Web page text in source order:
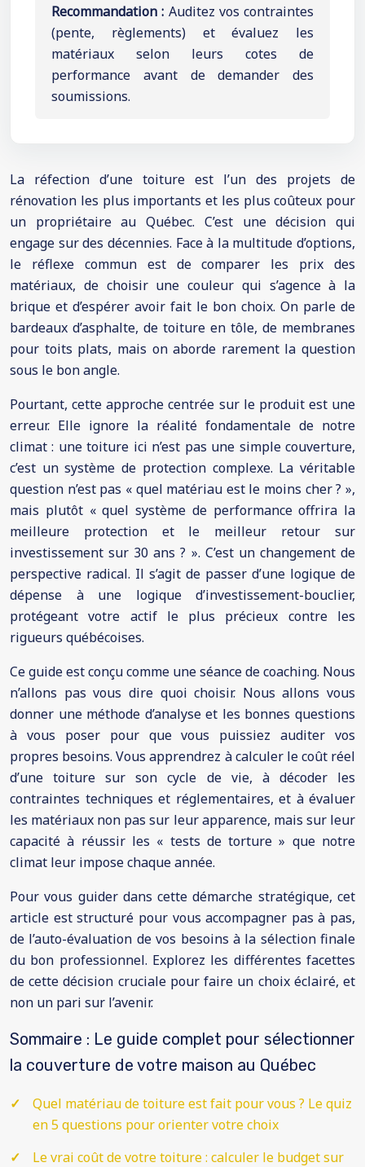
Recommandation : Auditez vos contraintes
(pente, règlements) et évaluez les
matériaux selon leurs cotes de
performance avant de demander des
soumissions.
La réfection d’une toiture est l’un des projets de
rénovation les plus importants et les plus coûteux pour
un propriétaire au Québec. C’est une décision qui
engage sur des décennies. Face à la multitude d’options,
le réflexe commun est de comparer les prix des
matériaux, de choisir une couleur qui s’agence à la
brique et d’espérer avoir fait le bon choix. On parle de
bardeaux d’asphalte, de toiture en tôle, de membranes
pour toits plats, mais on aborde rarement la question
sous le bon angle.
Pourtant, cette approche centrée sur le produit est une
erreur. Elle ignore la réalité fondamentale de notre
climat : une toiture ici n’est pas une simple couverture,
c’est un système de protection complexe. La véritable
question n’est pas « quel matériau est le moins cher ? »,
mais plutôt « quel système de performance offrira la
meilleure protection et le meilleur retour sur
investissement sur 30 ans ? ». C’est un changement de
perspective radical. Il s’agit de passer d’une logique de
dépense à une logique d’investissement-bouclier,
protégeant votre actif le plus précieux contre les
rigueurs québécoises.
Ce guide est conçu comme une séance de coaching. Nous
n’allons pas vous dire quoi choisir. Nous allons vous
donner une méthode d’analyse et les bonnes questions
à vous poser pour que vous puissiez auditer vos
propres besoins. Vous apprendrez à calculer le coût réel
d’une toiture sur son cycle de vie, à décoder les
contraintes techniques et réglementaires, et à évaluer
les matériaux non pas sur leur apparence, mais sur leur
capacité à réussir les « tests de torture » que notre
climat leur impose chaque année.
Pour vous guider dans cette démarche stratégique, cet
article est structuré pour vous accompagner pas à pas,
de l’auto-évaluation de vos besoins à la sélection finale
du bon professionnel. Explorez les différentes facettes
de cette décision cruciale pour faire un choix éclairé, et
non un pari sur l’avenir.
Sommaire : Le guide complet pour sélectionner
la couverture de votre maison au Québec
Quel matériau de toiture est fait pour vous ? Le quiz
en 5 questions pour orienter votre choix
Le vrai coût de votre toiture : calculer le budget sur